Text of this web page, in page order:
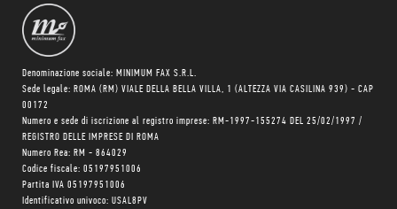
Denominazione sociale: MINIMUM FAX S.R.L.
Sede legale: ROMA (RM) VIALE DELLA BELLA VILLA, 1 (ALTEZZA VIA CASILINA 939) - CAP
00172
Numero e sede di iscrizione al registro imprese: RM-1997-155274 DEL 25/02/1997 /
REGISTRO DELLE IMPRESE DI ROMA
Numero Rea: RM - 864029
Codice fiscale: 05197951006
Partita IVA 05197951006
Identificativo univoco: USAL8PV